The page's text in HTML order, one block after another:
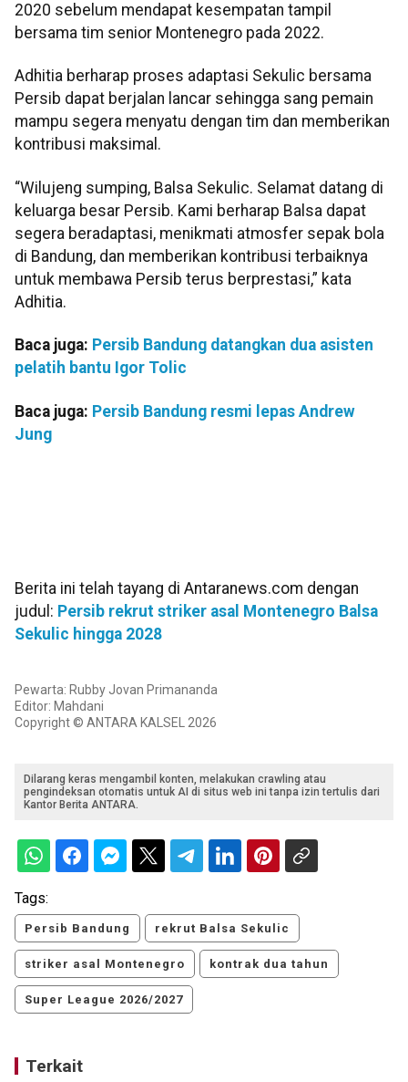
2020 sebelum mendapat kesempatan tampil
bersama tim senior Montenegro pada 2022.
Adhitia berharap proses adaptasi Sekulic bersama
Persib dapat berjalan lancar sehingga sang pemain
mampu segera menyatu dengan tim dan memberikan
kontribusi maksimal.
“Wilujeng sumping, Balsa Sekulic. Selamat datang di
keluarga besar Persib. Kami berharap Balsa dapat
segera beradaptasi, menikmati atmosfer sepak bola
di Bandung, dan memberikan kontribusi terbaiknya
untuk membawa Persib terus berprestasi,” kata
Adhitia.
Baca juga: Persib Bandung datangkan dua asisten
pelatih bantu Igor Tolic
Baca juga: Persib Bandung resmi lepas Andrew
Jung
Berita ini telah tayang di Antaranews.com dengan
judul: Persib rekrut striker asal Montenegro Balsa
Sekulic hingga 2028
Pewarta: Rubby Jovan Primananda
Editor: Mahdani
Copyright © ANTARA KALSEL 2026
Dilarang keras mengambil konten, melakukan crawling atau
pengindeksan otomatis untuk AI di situs web ini tanpa izin tertulis dari
Kantor Berita ANTARA.
Tags:
Persib Bandung rekrut Balsa Sekulic
striker asal Montenegro kontrak dua tahun
Super League 2026/2027
Terkait